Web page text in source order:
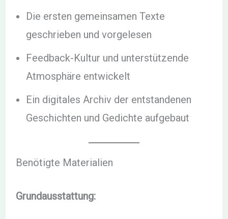
Die ersten gemeinsamen Texte
geschrieben und vorgelesen
Feedback-Kultur und unterstützende
Atmosphäre entwickelt
Ein digitales Archiv der entstandenen
Geschichten und Gedichte aufgebaut
Benötigte Materialien
Grundausstattung: